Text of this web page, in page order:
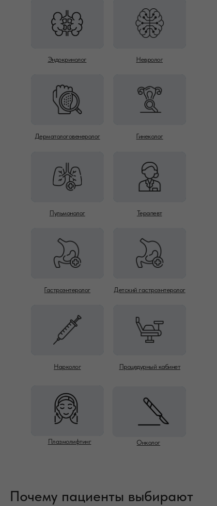
Пульмонолог
Гинеколог
Дерматологовенеролог
Невролог
Эндокринолог
Плазмолифтинг
Процедурный кабинет
Нарколог
Гастроэнтеролог
Терапевт
Онколог
Детский гастроэнтеролог
Почему пациенты выбирают